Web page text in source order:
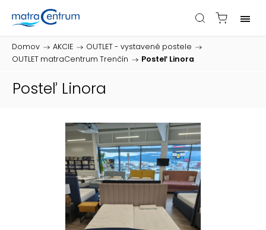
Domov / AKCIE / OUTLET - vystavené postele /
OUTLET matraCentrum Trenčín / Posteľ Linora
Posteľ Linora